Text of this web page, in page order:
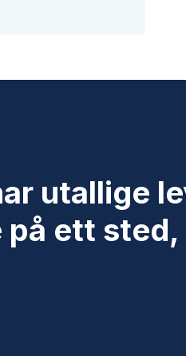
utallige
ett